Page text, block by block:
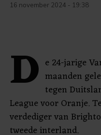
16 november 2024 - 19:38
D e 24-jarige
maanden
tegen
League voor Oranje.
verdediger van
tweede interland.